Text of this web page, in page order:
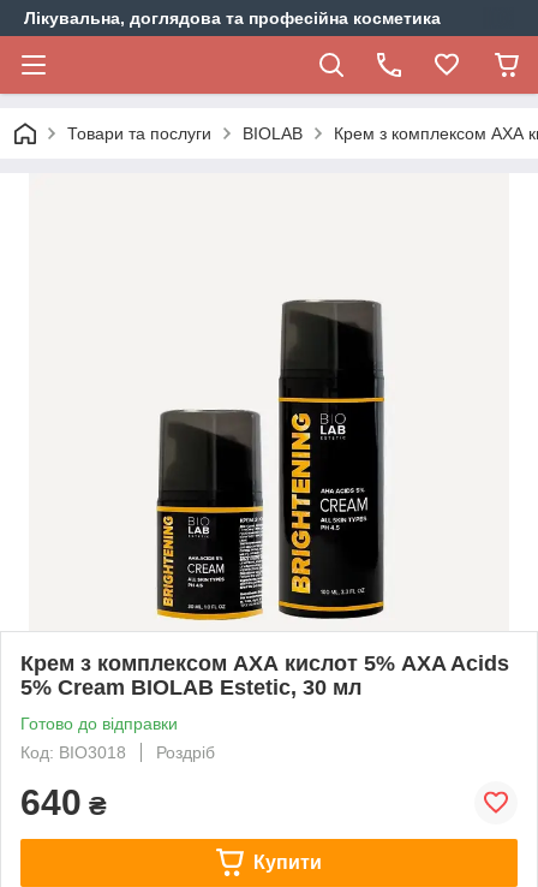
Лікувальна, доглядова та професійна косметика
Товари та послуги BIOLAB Крем з комплексом АХА
Крем з комплексом АХА кислот 5% AXA Acids
5% Cream BIOLAB Estetic, 30 мл
Готово до відправки
Код: BIO3018
Роздріб
640 ₴
Купити